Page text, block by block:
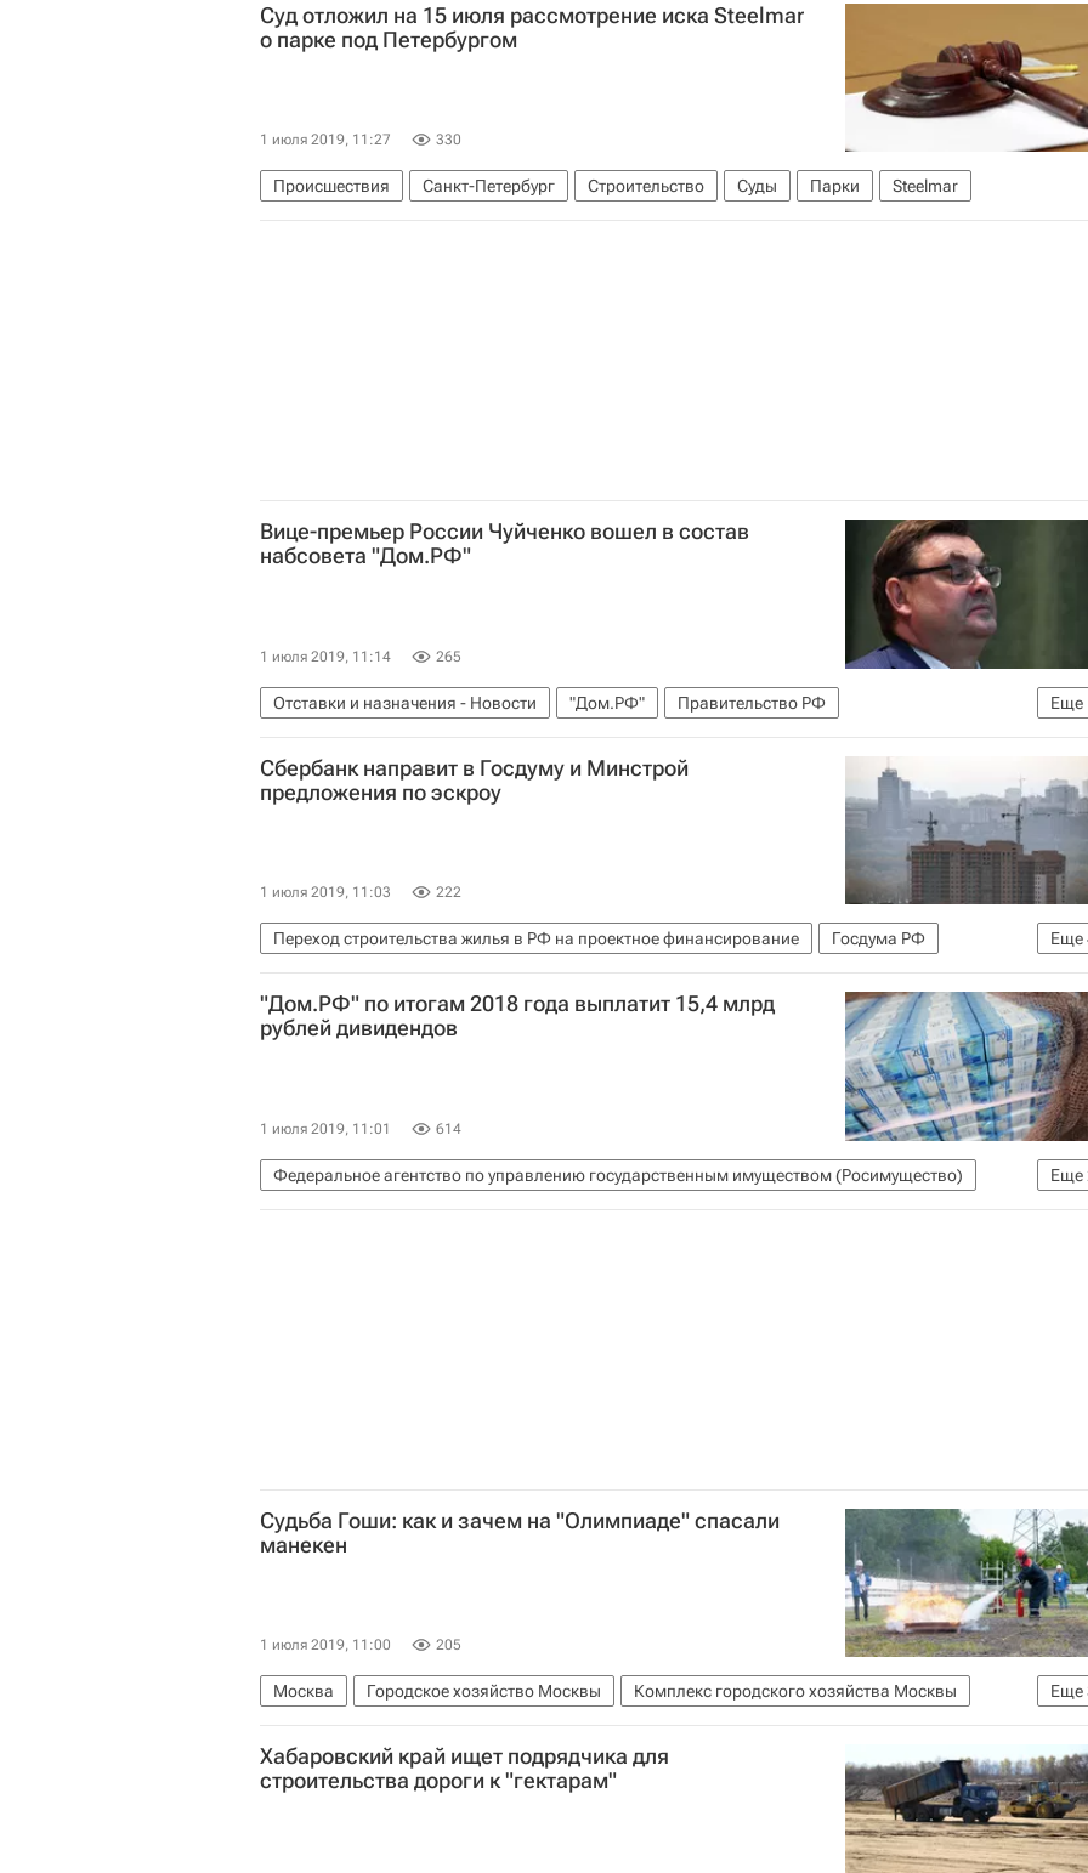
Суд отложил на 15 июля рассмотрение иска Steelmar
о парке под Петербургом
1 июля 2019, 11:27 330
Происшествия Санкт-Петербург Строительство Суды Парки Steelmar
Вице-премьер России Чуйченко вошел в состав
набсовета "Дом.РФ"
1 июля 2019, 11:14 265
Еще
Отставки и назначения - Новости "Дом.РФ"
Правительство РФ
Константин Чуйченко
Сбербанк направит в Госдуму и Минстрой
предложения по эскроу
1 июля 2019, 11:03 222
Еще
Переход строительства жилья в РФ на проектное финансирование
Госдума РФ
Сбербанк России
Банки
Эскроу-счета
Министерство строительства и жилищно-коммунального хозяйства РФ (Минстрой России)
"Дом.РФ" по итогам 2018 года выплатит 15,4 млрд
рублей дивидендов
1 июля 2019, 11:01 614
Еще
Федеральное агентство по управлению государственным имуществом (Росимущество)
Дивиденды
"Дом.РФ"
Судьба Гоши: как и зачем на "Олимпиаде" спасали
манекен
1 июля 2019, 11:00 205
Еще
Москва Городское хозяйство Москвы
Комплекс городского хозяйства Москвы
Россети Московский регион
Россети Аналитика – РИА Недвижимость
Хабаровский край ищет подрядчика для
строительства дороги к "гектарам"